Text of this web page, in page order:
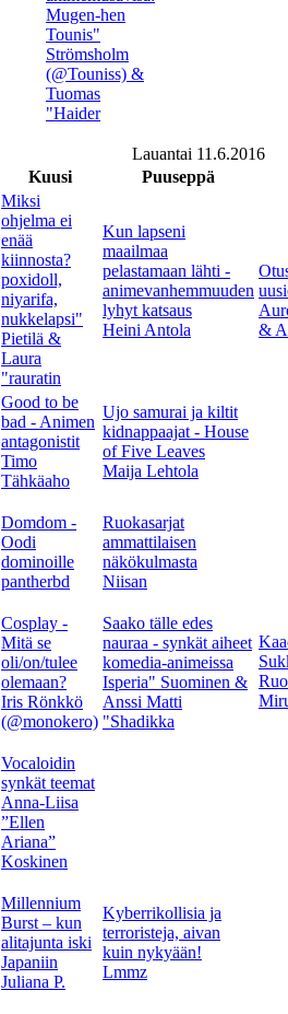
Mugen-hen
Tounis"
Strömsholm
(@Touniss) &
Tuomas
"Haider
Lauantai 11.6.2016
Kuusi Puuseppä
Miksi
ohjelma ei
enää
kiinnosta?
poxidoll,
niyarifa,
nukkelapsi"
Pietilä &
Laura
"rauratin
Kun lapseni
maailmaa
pelastamaan lähti -
animevanhemmuuden
lyhyt katsaus
Heini Antola
&
Good to be
bad - Animen
antagonistit
Timo
Tähkäaho
Ujo samurai ja kiltit
kidnappaajat - House
of Five Leaves
Maija Lehtola
Domdom -
Oodi
dominoille
pantherbd
Ruokasarjat
ammattilaisen
näkökulmasta
Niisan
Cosplay -
Mitä se
oli/on/tulee
olemaan?
Iris Rönkkö
(@monokero)
Saako tälle edes
nauraa - synkät aiheet
komedia-animeissa
Isperia" Suominen &
Anssi Matti
"Shadikka
Vocaloidin
synkät teemat
Anna-Liisa
”Ellen
Ariana”
Koskinen
Millennium
Burst – kun
alitajunta iski
Japaniin
Juliana P.
Kyberrikollisia ja
terroristeja, aivan
kuin nykyään!
Lmmz